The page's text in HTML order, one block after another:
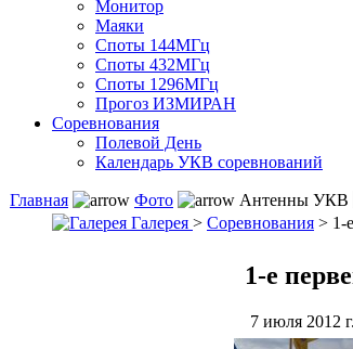
Монитор
Маяки
Споты 144МГц
Споты 432МГц
Споты 1296МГц
Прогоз ИЗМИРАН
Соревнования
Полевой День
Календарь УКВ соревнований
Главная Фото Антенны УКВ
Галерея > Соревнования > 1-
1-е
7 июля 2012